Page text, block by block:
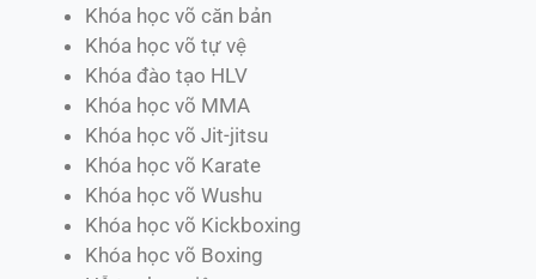
Khóa học võ căn bản
Khóa học võ tự vệ
Khóa đào tạo HLV
Khóa học võ MMA
Khóa học võ Jit-jitsu
Khóa học võ Karate
Khóa học võ Wushu
Khóa học võ Kickboxing
Khóa học võ Boxing